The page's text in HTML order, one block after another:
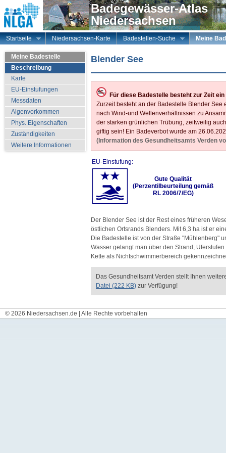
Badegewässer-Atlas
Niedersachsen
Startseite Niedersachsen-Karte Badestellen-Suche Meine
Meine Badestelle
Beschreibung
Karte
EU-Einstufungen
Messdaten
Algenvorkommen
Phys. Eigenschaften
Zuständigkeiten
Weitere Informationen
Blender See
Für diese Badestelle besteht zur Zeit
Zurzeit besteht an der Badestelle Blender
nach Wind-und Wellenverhältnissen zu
der starken grünlichen Trübung, zeitweilig
giftig sein! Ein Badeverbot wurde am
(Information des Gesundheitsamts Verden
EU-Einstufung:
Gute Qualität
(Perzentilbeurteilung gemäß
RL 2006/7/EG)
Der Blender See ist der Rest eines früheren
östlichen Ortsrands Blenders. Mit 6,3 ha ist er
Die Badestelle ist von der Straße "Mühlenberg"
Wasser gelangt man über den Strand,
Kette als Nichtschwimmerbereich
Das Gesundheitsamt Verden stellt Ihnen
Datei (222 KB) zur Verfügung!
© 2026 Niedersachsen.de | Alle Rechte vorbehalten